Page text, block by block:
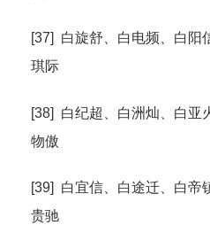
[37] 白旋舒、白电频、白阳
琪际
[38] 白纪超、白洲灿、白亚
物傲
[39] 白宜信、白途迁、白帝
贵驰